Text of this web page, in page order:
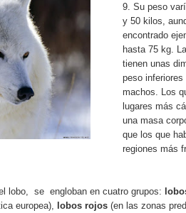
9. Su peso
y 50 kilos,
encontrado
hasta 75 kg.
tienen unas
peso
machos. Los
lugares más
una masa
que los que
regiones más
lobo, se engloban en cuatro grupos:
europea), lobos rojos (en las zonas